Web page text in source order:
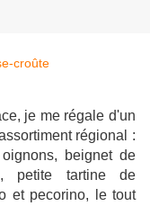
je me régale d'un
régional :
beignet de
petite tartine de
et pecorino, le tout